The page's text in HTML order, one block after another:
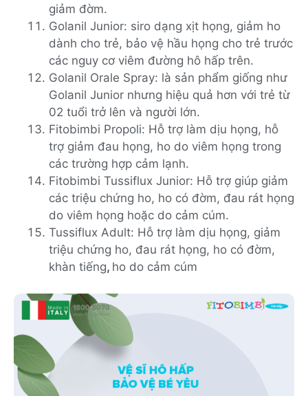
giảm đờm.
Golanil Junior: siro dạng xịt họng, giảm ho
dành cho trẻ, bảo vệ hầu họng cho trẻ trước
các nguy cơ viêm đường hô hấp trên.
Golanil Orale Spray: là sản phẩm giống như
Golanil Junior nhưng hiệu quả hơn với trẻ từ
02 tuổi trở lên và người lớn.
Fitobimbi Propoli: Hỗ trợ làm dịu họng, hỗ
trợ giảm đau họng, ho do viêm họng trong
các trường hợp cảm lạnh.
Fitobimbi Tussiflux Junior: Hỗ trợ giúp giảm
các triệu chứng ho, ho có đờm, đau rát họng
do viêm họng hoặc do cảm cúm.
Tussiflux Adult: Hỗ trợ làm dịu họng, giảm
triệu chứng ho, đau rát họng, ho có đờm,
khàn tiếng, ho do cảm cúm